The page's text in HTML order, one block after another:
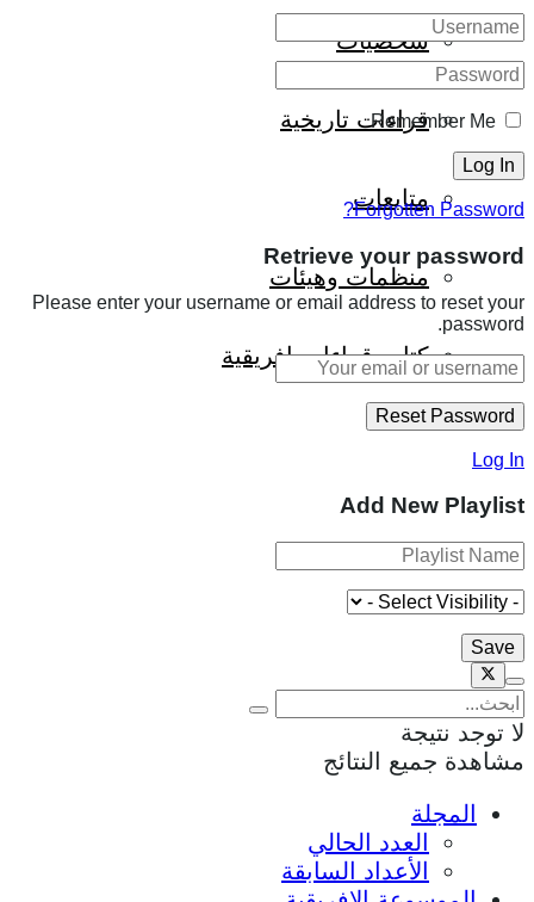
شخصيات
قراءات تاريخية
متابعات
منظمات وهيئات
كتاب قراءات إفريقية
Remember Me
Forgotten Password?
Retrieve your password
Please enter your username or email address to reset your
password.
Log In
Add New Playlist
لا توجد نتيجة
مشاهدة جميع النتائج
المجلة
العدد الحالي
الأعداد السابقة